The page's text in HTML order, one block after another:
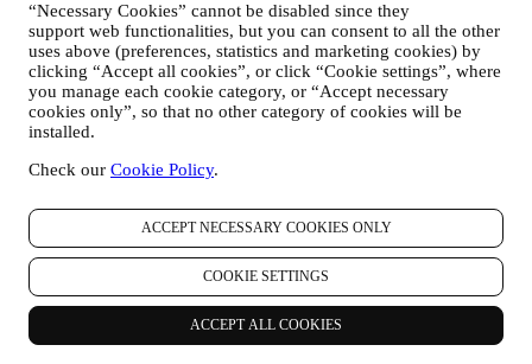
“Necessary Cookies” cannot be disabled since they
support web functionalities, but you can consent to all the other
uses above (preferences, statistics and marketing cookies) by
clicking “Accept all cookies”, or click “Cookie settings”, where
you manage each cookie category, or “Accept necessary
cookies only”, so that no other category of cookies will be
installed.
Check our Cookie Policy.
ACCEPT NECESSARY COOKIES ONLY
COOKIE SETTINGS
ACCEPT ALL COOKIES
marknadsföring från oss kan du klicka på knappen för att
avprenumerera längst ner i ett av våra nyhetsbrev eller redigera dina
inställningar.
Du kan lita på att vi aldrig kommer att överlämna dina uppgifter till
tredjepartsorganisationer för deras egen marknadsföring utan ditt
medgivande.
Om du vill få information om något eller utöva dina
integritetsrättigheter kan du skicka e-post till oss på
privacy@lecreuset.comoch berätta vad det rör sig om, så svarar vi i
god tid.
LE CREUSETS INTEGRITETSMEDDELANDE I SIN
HELHET
Le Creuset förbinder sig till att skydda dina personuppgifter och din
integritet och i detta meddelande förklaras hur vi samlar in och
bearbetar dina personuppgifter i enlighet med gällande EU-
lagstiftning om dataskydd (inklusive EU:s allmänna